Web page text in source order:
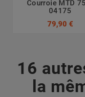
Courroie MTD
04175
79,90 €
16
la